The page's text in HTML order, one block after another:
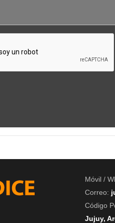
Móvil /
Correo:
Código
Jujuy,